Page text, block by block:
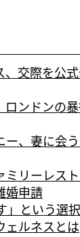
、交際を公
ロンドンの
、妻に会
ミリーレス
婚申請
」という選
ェルネスとは